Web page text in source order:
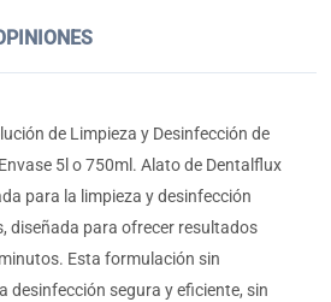
de Limpieza y Desinfección de
5l o 750ml. Alato de Dentalflux
para la limpieza y desinfección
diseñada para ofrecer resultados
Esta formulación sin
desinfección segura y eficiente, sin